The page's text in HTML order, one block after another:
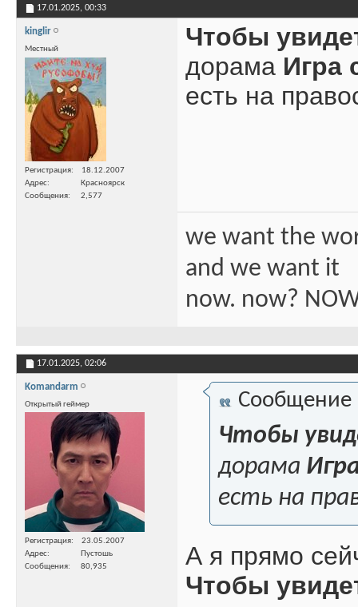
17.01.2025, 00:33
kinglir
Местный
Регистрация
18.12.2007
Адрес
Красноярск
Сообщения
2,577
Чтобы
дорама Игра
есть на
we want the
and we want it
now. now?
17.01.2025, 02:06
Komandarm
Открытый геймер
Регистрация
23.05.2007
Адрес
Пустошь
Сообщения
80,935
Сообщение
Чтобы
дорама
есть на
А я прямо
Чтобы